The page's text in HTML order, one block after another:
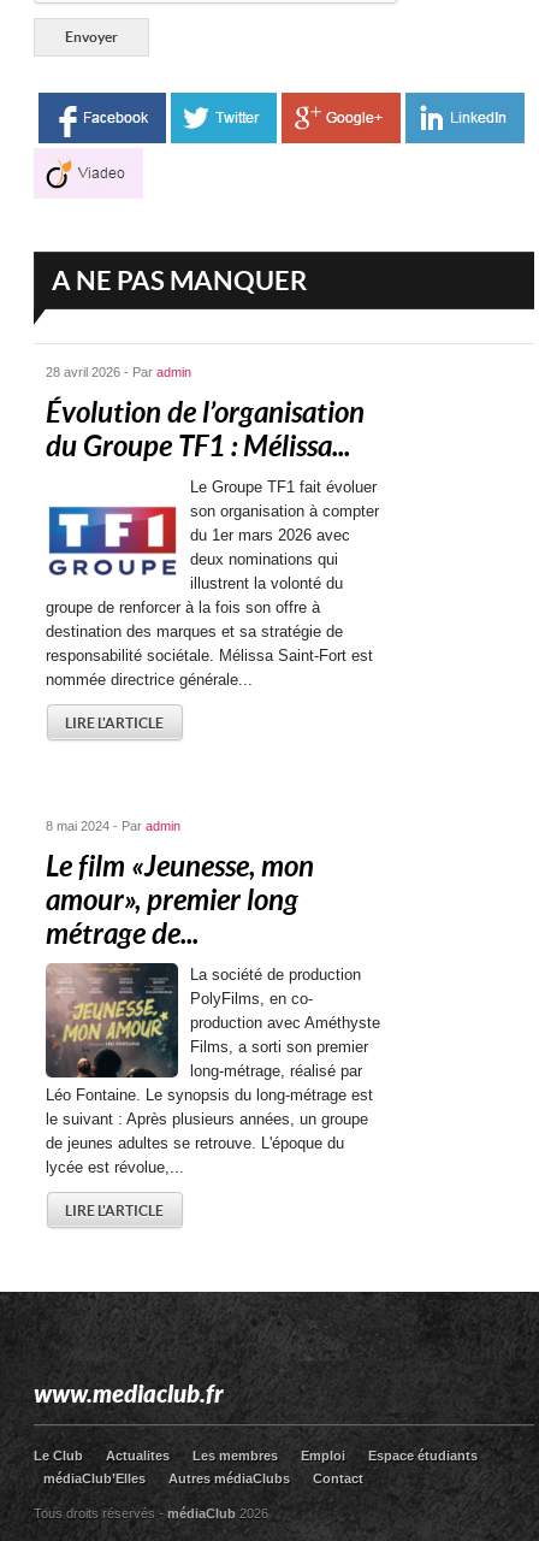
A NE PAS MANQUER
28 avril 2026 - Paradmin
Évolution de l’organisation
du Groupe TF1 : Mélissa...
Le Groupe TF1 fait évoluer
son organisation à compter
du 1er mars 2026 avec
deux nominations qui
illustrent la volonté du
groupe de renforcer à la fois son offre à
destination des marques et sa stratégie de
responsabilité sociétale. Mélissa Saint-Fort est
nommée directrice générale...
LIRE L'ARTICLE
8 mai 2024 - Paradmin
Le film « Jeunesse, mon
amour », premier long
métrage de...
La société de production
PolyFilms, en co-
production avec Améthyste
Films, a sorti son premier
long-métrage, réalisé par
Léo Fontaine. Le synopsis du long-métrage est
le suivant : Après plusieurs années, un groupe
de jeunes adultes se retrouve. L'époque du
lycée est révolue,...
LIRE L'ARTICLE
www.mediaclub.fr
Le Club Actualites Les membres Emploi
Espace étudiants
médiaClub’Elles
Autres médiaClubs Contact
Tous droits réservés -médiaClub 2026